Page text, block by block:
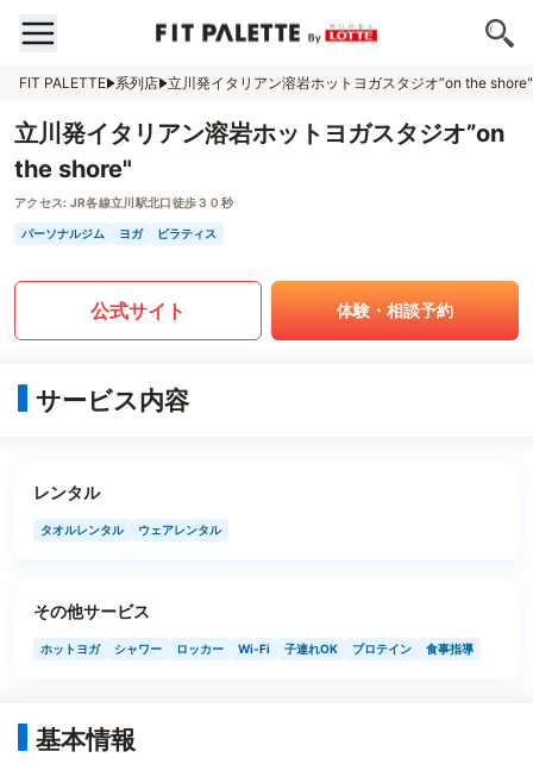
FIT PALETTE 系列店 立川発イタリアン溶岩ホットヨガスタジオ”on the shore"
立川発イタリアン溶岩ホットヨガスタジオ”on
the shore"
アクセス: JR各線立川駅北口徒歩３０秒
パーソナルジム ヨガ ピラティス
公式サイト 体験・相談予約
サービス内容
レンタル
タオルレンタル ウェアレンタル
その他サービス
ホットヨガ シャワー ロッカー Wi-Fi 子連れOK プロテイン 食事指導
基本情報